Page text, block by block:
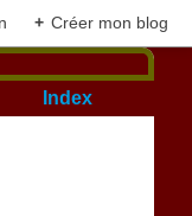
+ Créer mon blog
Index